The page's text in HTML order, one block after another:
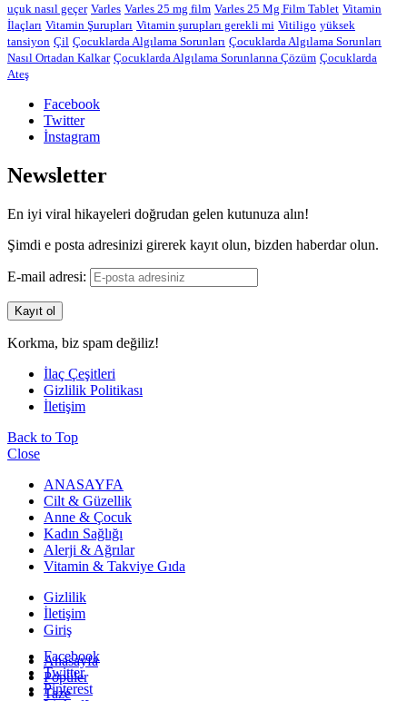
uçuk nasıl geçer Varles Varles 25 mg film Varles 25 Mg Film Tablet Vitamin
İlaçları Vitamin Şurupları Vitamin şurupları gerekli mi Vitiligo yüksek
tansiyon Çil Çocuklarda Algılama Sorunları Çocuklarda Algılama Sorunları
Nasıl Ortadan Kalkar Çocuklarda Algılama Sorunlarına Çözüm Çocuklarda
Ateş
Facebook
Twitter
İnstagram
Newsletter
En iyi viral hikayeleri doğrudan gelen kutunuza alın!
Şimdi e posta adresinizi girerek kayıt olun, bizden haberdar olun.
E-mail adresi:
Korkma, biz spam değiliz!
İlaç Çeşitleri
Gizlilik Politikası
İletişim
Back to Top
Close
ANASAYFA
Cilt & Güzellik
Anne & Çocuk
Kadın Sağlığı
Alerji & Ağrılar
Vitamin & Takviye Gıda
Gizlilik
İletişim
Giriş
Anasayfa
Popüler
Taze
Facebook
Twitter
Pinterest